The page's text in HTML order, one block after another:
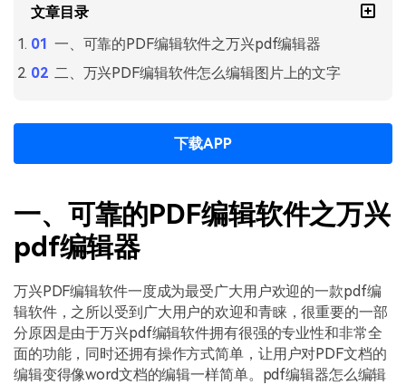
PDF文件创建
PDF注释
03.编辑PDF
查看更多 >
文章目录
一、可靠的PDF编辑软件之万兴pdf编辑器
二、万兴PDF编辑软件怎么编辑图片上的文字
下载APP
一、可靠的PDF编辑软件之万兴
pdf编辑器
万兴PDF编辑软件一度成为最受广大用户欢迎的一款pdf编
辑软件，之所以受到广大用户的欢迎和青睐，很重要的一部
分原因是由于万兴pdf编辑软件拥有很强的专业性和非常全
面的功能，同时还拥有操作方式简单，让用户对PDF文档的
编辑变得像word文档的编辑一样简单。pdf编辑器怎么编辑